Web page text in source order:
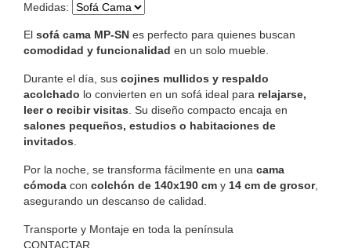
Medidas:
El sofá cama MP-SN es perfecto para quienes buscan
comodidad y funcionalidad en un solo mueble.
Durante el día, sus cojines mullidos y respaldo
acolchado lo convierten en un sofá ideal para relajarse,
leer o recibir visitas. Su diseño compacto encaja en
salones pequeños, estudios o habitaciones de
invitados.
Por la noche, se transforma fácilmente en una cama
cómoda con colchón de 140x190 cm y 14 cm de grosor,
asegurando un descanso de calidad.
Transporte y Montaje en toda la península
CONTACTAR